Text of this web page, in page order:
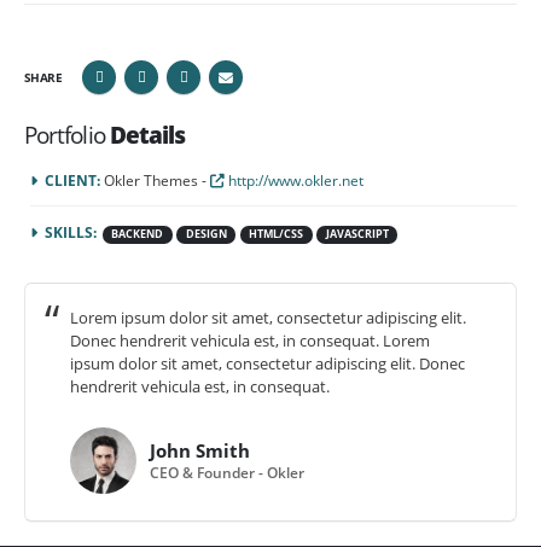
SHARE
PortfolioDetails
CLIENT:Okler Themes - http://www.okler.net
SKILLS: BACKEND DESIGN HTML/CSS JAVASCRIPT
Lorem ipsum dolor sit amet, consectetur adipiscing elit.
Donec hendrerit vehicula est, in consequat. Lorem
ipsum dolor sit amet, consectetur adipiscing elit. Donec
hendrerit vehicula est, in consequat.
John Smith
CEO & Founder - Okler